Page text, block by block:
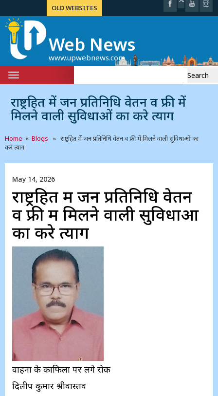
OLD WEBSITES
Web News
www.upwebnews.com
Toggle
navigation
राष्ट्रहित में जन प्रतिनिधि वेतन व फ्री में
मिलने वाली सुविधाओं का करे त्याग
Home » Blogs » राष्ट्रहित में जन प्रतिनिधि वेतन व फ्री में मिलने वाली सुविधाओं का
करे त्याग
May 14, 2026
राष्ट्रहित में जन प्रतिनिधि वेतन
व फ्री में मिलने वाली सुविधाओं
का करे त्याग
वाहनों के काफिलों पर लगे रोक
दिलीप कुमार श्रीवास्तव